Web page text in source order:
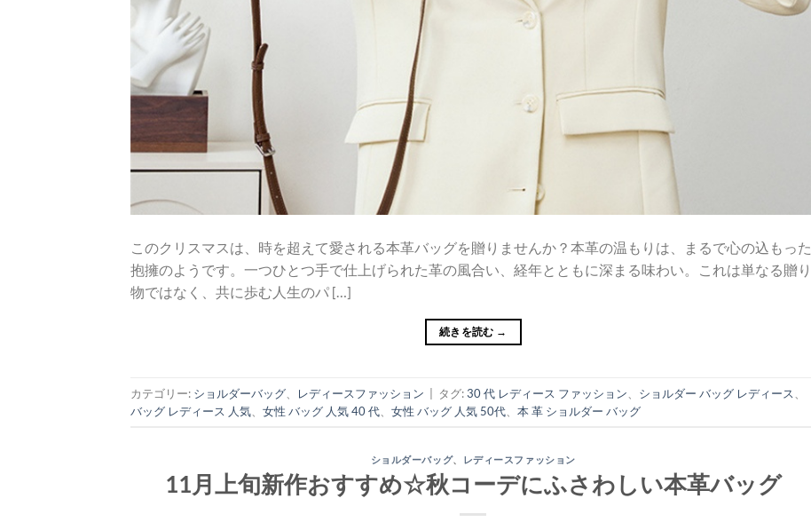
このクリスマスは、時を超えて愛される本革バッグを贈りませんか？本革の温もりは、まるで心の込もった
抱擁のようです。一つひとつ手で仕上げられた革の風合い、経年とともに深まる味わい。これは単なる贈り
物ではなく、共に歩む人生のパ […]
続きを読む →
カテゴリー: ショルダーバッグ レディースファッション タグ:30 代 レディース ファッション ショルダー バッグ レディース
バッグ レディース 人気
女性 バッグ 人気 40 代 女性 バッグ 人気 50代 本 革 ショルダー バッグ
ショルダーバッグ、 レディースファッション
11月上旬新作おすすめ☆秋コーデにふさわしい本革バッグ